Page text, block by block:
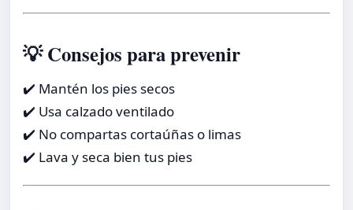
💡 Consejos para prevenir
✔️ Mantén los pies secos
✔️ Usa calzado ventilado
✔️ No compartas cortaúñas o limas
✔️ Lava y seca bien tus pies